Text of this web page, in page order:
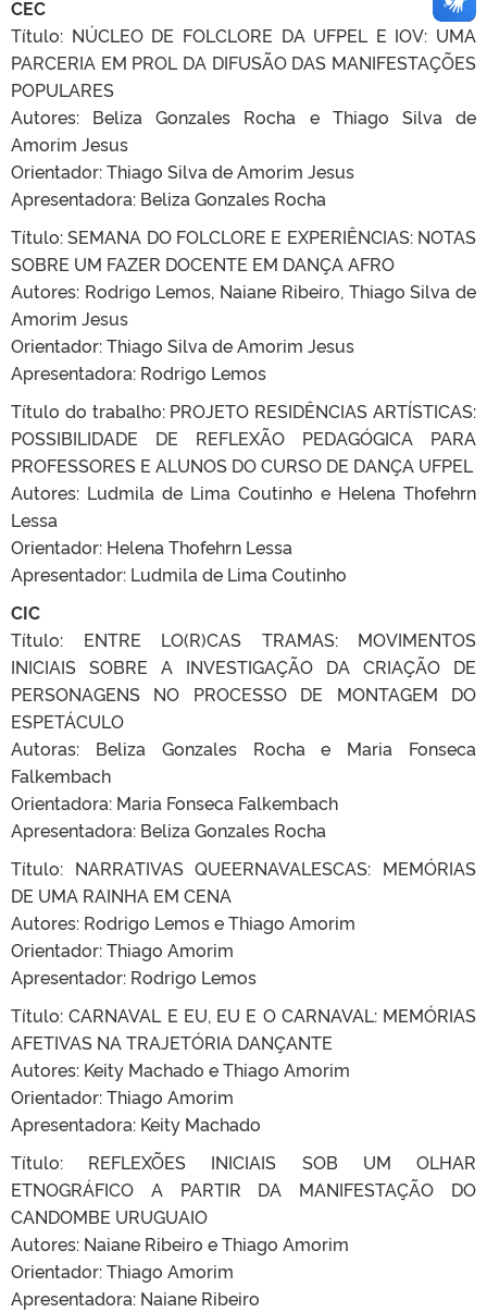
CEC
Título: NÚCLEO DE FOLCLORE DA UFPEL E IOV: UMA
PARCERIA EM PROL DA DIFUSÃO DAS MANIFESTAÇÕES
POPULARES
Autores: Beliza Gonzales Rocha e Thiago Silva de
Amorim Jesus
Orientador: Thiago Silva de Amorim Jesus
Apresentadora: Beliza Gonzales Rocha
Título: SEMANA DO FOLCLORE E EXPERIÊNCIAS: NOTAS
SOBRE UM FAZER DOCENTE EM DANÇA AFRO
Autores: Rodrigo Lemos, Naiane Ribeiro, Thiago Silva de
Amorim Jesus
Orientador: Thiago Silva de Amorim Jesus
Apresentadora: Rodrigo Lemos
Título do trabalho: PROJETO RESIDÊNCIAS ARTÍSTICAS:
POSSIBILIDADE DE REFLEXÃO PEDAGÓGICA PARA
PROFESSORES E ALUNOS DO CURSO DE DANÇA UFPEL
Autores: Ludmila de Lima Coutinho e Helena Thofehrn
Lessa
Orientador: Helena Thofehrn Lessa
Apresentador: Ludmila de Lima Coutinho
CIC
Título: ENTRE LO(R)CAS TRAMAS: MOVIMENTOS
INICIAIS SOBRE A INVESTIGAÇÃO DA CRIAÇÃO DE
PERSONAGENS NO PROCESSO DE MONTAGEM DO
ESPETÁCULO
Autoras: Beliza Gonzales Rocha e Maria Fonseca
Falkembach
Orientadora: Maria Fonseca Falkembach
Apresentadora: Beliza Gonzales Rocha
Título: NARRATIVAS QUEERNAVALESCAS: MEMÓRIAS
DE UMA RAINHA EM CENA
Autores: Rodrigo Lemos e Thiago Amorim
Orientador: Thiago Amorim
Apresentador: Rodrigo Lemos
Título: CARNAVAL E EU, EU E O CARNAVAL: MEMÓRIAS
AFETIVAS NA TRAJETÓRIA DANÇANTE
Autores: Keity Machado e Thiago Amorim
Orientador: Thiago Amorim
Apresentadora: Keity Machado
Título: REFLEXÕES INICIAIS SOB UM OLHAR
ETNOGRÁFICO A PARTIR DA MANIFESTAÇÃO DO
CANDOMBE URUGUAIO
Autores: Naiane Ribeiro e Thiago Amorim
Orientador: Thiago Amorim
Apresentadora: Naiane Ribeiro